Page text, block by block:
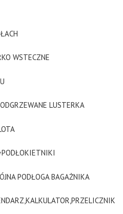
WSTECZNE
LUSTERKA
PODŁOGA BAGAŻNIKA